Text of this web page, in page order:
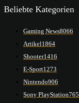
Beliebte Kategorien
Gaming News8066
Artikel1864
Shooter1416
E-Sport1273
Nintendo906
Sony PlayStation765